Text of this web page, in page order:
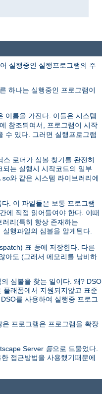
실행중인 실행프로그램의 주
하나는 실행중인 프로그램이
이름을 가진다. 이들은 시스템
참조되여서, 프로그램이 시작
수 있다. 그러면 실행프로그램
로더가 심볼 찾기를 완전히
는 실행시 시작코드의 일부
와 같은 시스템 라이브러리에
. 이 파일들은 보통 프로그램
에 직접 읽어들여야 한다. 이때
리(특히 항상 존재하는
행파일의 심볼을 알게된다.
표 등에 저장한다. 다른
아도 (그래서 메모리를 낭비하
심볼을 찾는 일이다. 왜? DSO
래폼에서 지원되지않고 표준
를 사용하여 실행중 프로그
프로그램은 프로그램을 확장
Server 등으로 드물었다.
접근방법을 사용했기때문에